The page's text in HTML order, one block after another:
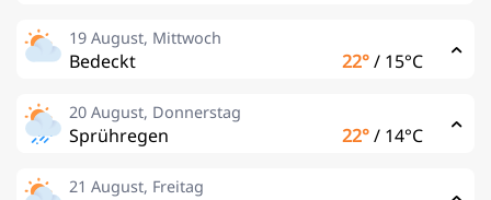
19 August, Mittwoch
Bedeckt 22°/ 15°C
20 August, Donnerstag
Sprühregen 22°/ 14°C
21 August, Freitag